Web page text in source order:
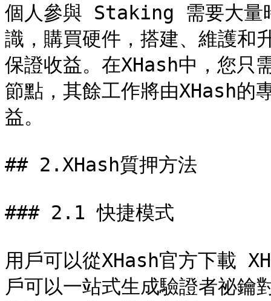
個人參與 Staking 需要大
識，購買硬件，搭建、維護和
保證收益。在XHash中，您只
節點，其餘工作將由XHash的
益。
## 2.XHash質押方法
### 2.1 快捷模式
用戶可以從XHash官方下載
戶可以一站式生成驗證者祕